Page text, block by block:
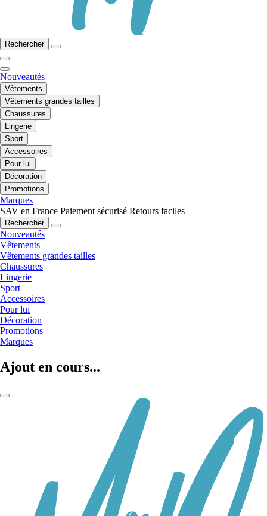
Rechercher
Nouveautés
Vêtements
Vêtements grandes tailles
Chaussures
Lingerie
Sport
Accessoires
Pour lui
Décoration
Promotions
Marques
SAV en France Paiement sécurisé Retours faciles
Rechercher
Nouveautés
Vêtements
Vêtements grandes tailles
Chaussures
Lingerie
Sport
Accessoires
Pour lui
Décoration
Promotions
Marques
Ajout en cours...